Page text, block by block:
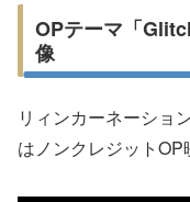
OPテーマ「
像
リィンカーネーショ
はノンクレジットOP